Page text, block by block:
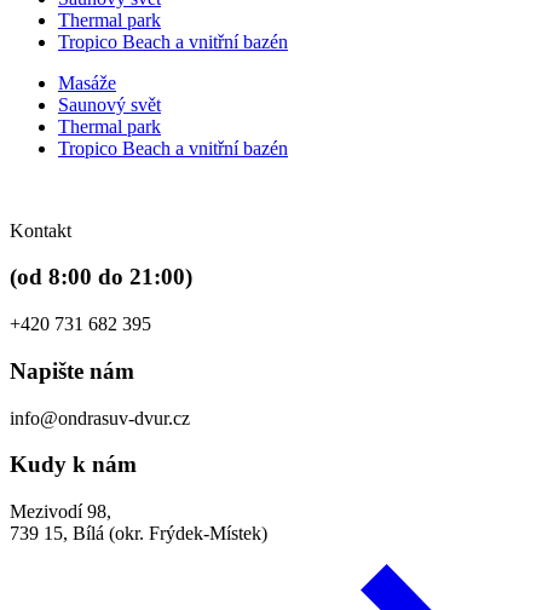
Thermal park
Tropico Beach a vnitřní bazén
Masáže
Saunový svět
Thermal park
Tropico Beach a vnitřní bazén
Kontakt
(od 8:00 do 21:00)
+420 731 682 395
Napište nám
info@ondrasuv-dvur.cz
Kudy k nám
Mezivodí 98,
739 15, Bílá (okr. Frýdek-Místek)